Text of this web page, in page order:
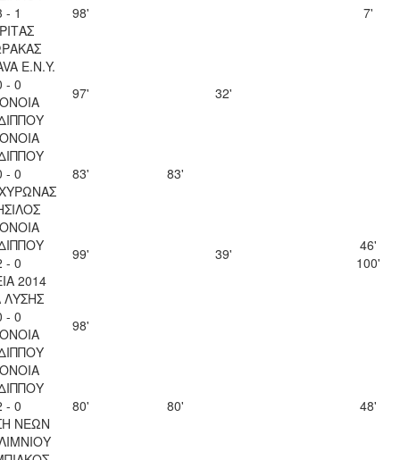
- 1
98' 7'
Ε.Ν.Y.
- 0
97' 32'
- 0
83' 83'
- 0
2014
99' 39'
46'
100'
ΛΥΣΗΣ
- 0
98'
- 0
ΝΕΩΝ
80' 80' 48'